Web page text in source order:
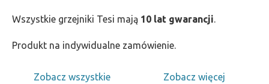
Wszystkie grzejniki Tesi mają 10 lat gwarancji.
Produkt na indywidualne zamówienie.
Zobacz wszystkie
Zobacz więcej